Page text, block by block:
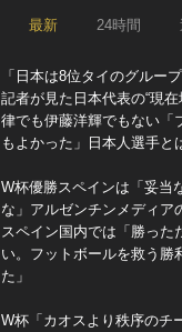
最新 24時間
「日本は8位タイのグルー
記者が見た日本代表の“現在
律でも伊藤洋輝でもない「
もよかった」日本人選手と
W杯優勝スペインは「妥当
な」アルゼンチンメディア
スペイン国内では「勝った
い。フットボールを救う勝
た」
W杯「カオスより秩序のチ